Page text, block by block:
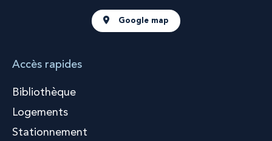
Google map
Accès rapides
Bibliothèque
Logements
Stationnement